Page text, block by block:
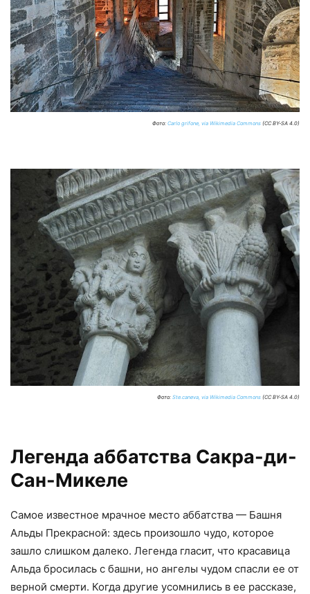
Фото: Carlo grifone, via Wikimedia Commons (CC BY-SA 4.0)
Фото: Ste.caneva, via Wikimedia Commons (CC BY-SA 4.0)
Легенда аббатства Сакра-ди-
Сан-Микеле
Самое известное мрачное место аббатства — Башня
Альды Прекрасной: здесь произошло чудо, которое
зашло слишком далеко. Легенда гласит, что красавица
Альда бросилась с башни, но ангелы чудом спасли ее от
верной смерти. Когда другие усомнились в ее рассказе,